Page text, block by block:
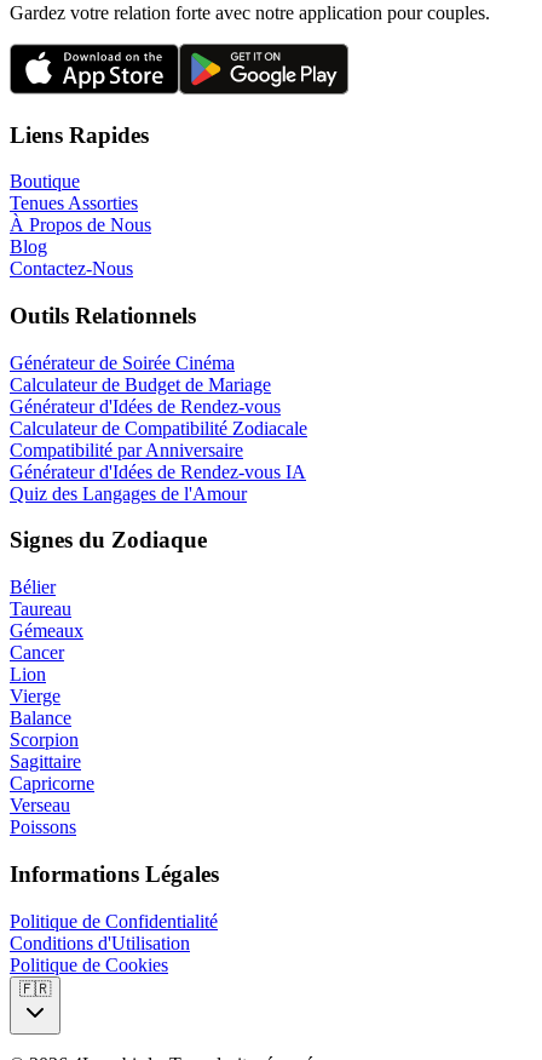
Gardez votre relation forte avec notre application pour couples.
Liens Rapides
Boutique
Tenues Assorties
À Propos de Nous
Blog
Contactez-Nous
Outils Relationnels
Générateur de Soirée Cinéma
Calculateur de Budget de Mariage
Générateur d'Idées de Rendez-vous
Calculateur de Compatibilité Zodiacale
Compatibilité par Anniversaire
Générateur d'Idées de Rendez-vous IA
Quiz des Langages de l'Amour
Signes du Zodiaque
Bélier
Taureau
Gémeaux
Cancer
Lion
Vierge
Balance
Scorpion
Sagittaire
Capricorne
Verseau
Poissons
Informations Légales
Politique de Confidentialité
Conditions d'Utilisation
Politique de Cookies
🇫🇷